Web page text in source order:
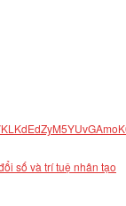
số và trí tuệ nhân tạo